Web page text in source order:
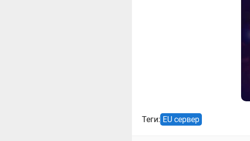
Теги: EU сервер